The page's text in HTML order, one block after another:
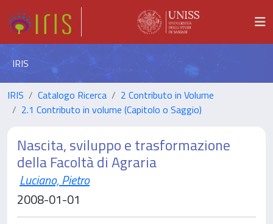
IRIS
IRIS Catalogo Ricerca
2 Contributo in Volume
2.1 Contributo in volume (Capitolo o Saggio)
Nascita, sviluppo e trasformazione
della Facoltà di Agraria
Luciano, Pietro
2008-01-01